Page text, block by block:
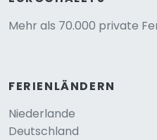
Mehr als 70.000 private
FERIENLÄNDERN
Niederlande
Deutschland